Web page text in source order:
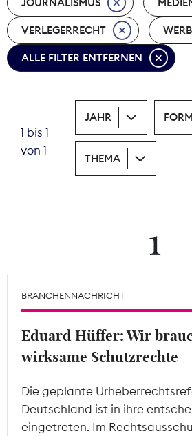
Nova Award
Pressefreiheit
Print
Recht
Tarifpolitik
Theodor-Wolff-
Mitgliederbereich
JOURNALISMUS
VERLEGERRECHT
ALLE FILTER ENTFERNEN
1 bis 1
von 1
JAHR
THEMA
1
BRANCHENNACHRICHT
Eduard Hüffer: Wir
wirksame Schutzrechte
Die geplante
Deutschland ist in ihre
eingetreten. Im